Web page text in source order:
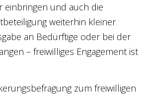
einbringen und auch die
weiterhin kleiner
an Bedürftige oder bei der
– freiwilliges Engagement ist
zum freiwilligen